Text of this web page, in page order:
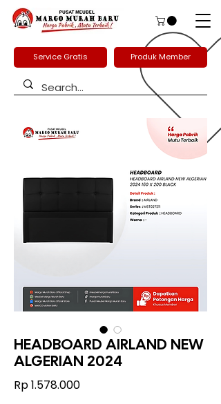
Service Gratis Produk Member
HEADBOARD AIRLAND NEW
ALGERIAN 2024
Rp 1.578.000Harga